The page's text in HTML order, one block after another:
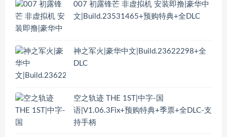
007 初露锋芒 非虚拟机 安装即撸|豪华中
文|Build.23531465+预购特典+全DLC
神之军火|豪华中文|Build.23622298+全
DLC
空之轨迹 THE 1ST|中字-国
语|V1.06.3Fix+预购特典+季票+全DLC-支
持手柄